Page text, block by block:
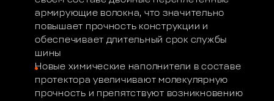
армирующие волокна, что значительно
повышает прочность конструкции и
обеспечивает длительный срок службы
шины
Новые химические наполнители в составе
протектора увеличивают молекулярную
прочность и препятствуют возникновению